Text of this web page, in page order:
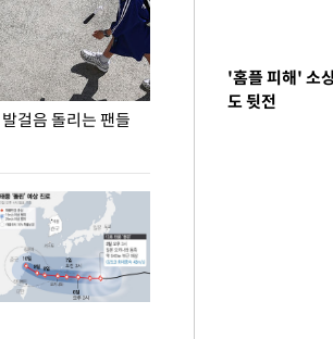
걸음 돌리는 팬들
이 대통령, '청년 대책 속
'홈플 피해' 소
도 뒷전